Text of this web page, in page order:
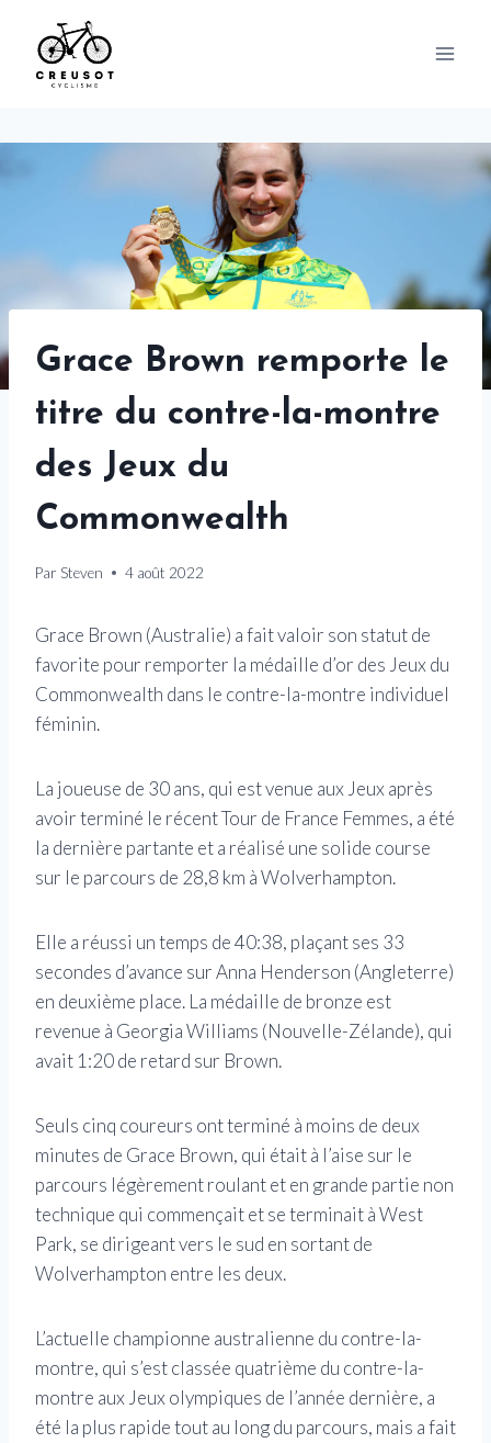
content
Grace Brown remporte le
titre du contre-la-montre
des Jeux du
Commonwealth
Par Steven 4 août 2022
Grace Brown (Australie) a fait valoir son statut de
favorite pour remporter la médaille d’or des Jeux du
Commonwealth dans le contre-la-montre individuel
féminin.
La joueuse de 30 ans, qui est venue aux Jeux après
avoir terminé le récent Tour de France Femmes, a été
la dernière partante et a réalisé une solide course
sur le parcours de 28,8 km à Wolverhampton.
Elle a réussi un temps de 40:38, plaçant ses 33
secondes d’avance sur Anna Henderson (Angleterre)
en deuxième place. La médaille de bronze est
revenue à Georgia Williams (Nouvelle-Zélande), qui
avait 1:20 de retard sur Brown.
Seuls cinq coureurs ont terminé à moins de deux
minutes de Grace Brown, qui était à l’aise sur le
parcours légèrement roulant et en grande partie non
technique qui commençait et se terminait à West
Park, se dirigeant vers le sud en sortant de
Wolverhampton entre les deux.
L’actuelle championne australienne du contre-la-
montre, qui s’est classée quatrième du contre-la-
montre aux Jeux olympiques de l’année dernière, a
été la plus rapide tout au long du parcours, mais a fait